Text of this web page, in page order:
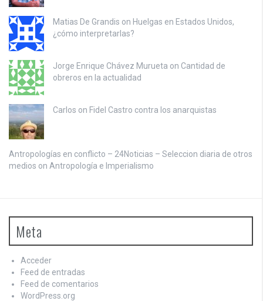
Matias De Grandis on Huelgas en Estados Unidos,
¿cómo interpretarlas?
Jorge Enrique Chávez Murueta on Cantidad de
obreros en la actualidad
Carlos on Fidel Castro contra los anarquistas
Antropologías en conflicto – 24Noticias – Seleccion diaria de otros
medios on Antropología e Imperialismo
Meta
Acceder
Feed de entradas
Feed de comentarios
WordPress.org